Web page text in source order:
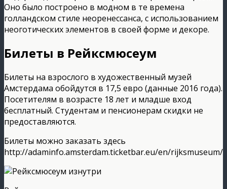
Оно было построено в модном в те времена
голландском стиле неоренессанса, с использованием
неоготических элементов в своей форме и декоре.
Билеты в Рейксмюсеум
Билеты на взрослого в художественный музей
Амстердама обойдутся в 17,5 евро (данные 2016 года).
Посетителям в возрасте 18 лет и младше вход
бесплатный. Студентам и пенсионерам скидки не
предоставляются.
Билеты можно заказать здесь
http://adaminfo.amsterdam.ticketbar.eu/en/rijksmuseum/